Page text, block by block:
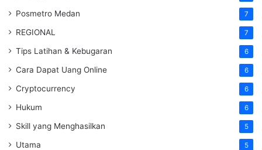
Posmetro Medan 7
REGIONAL 7
Tips Latihan & Kebugaran 6
Cara Dapat Uang Online 6
Cryptocurrency 6
Hukum 6
Skill yang Menghasilkan 5
Utama 5